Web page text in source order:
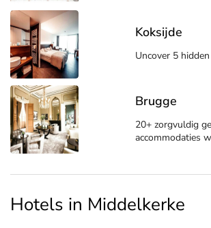
Koksijde
Uncover 5
Brugge
20+ zorgvuldig
accommodaties
Hotels in Middelkerke